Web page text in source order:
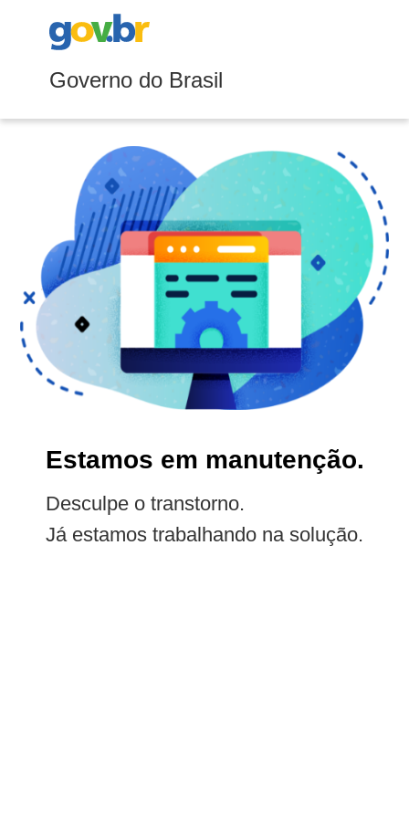
Governo do Brasil
Estamos em manutenção.
Desculpe o transtorno.
Já estamos trabalhando na solução.